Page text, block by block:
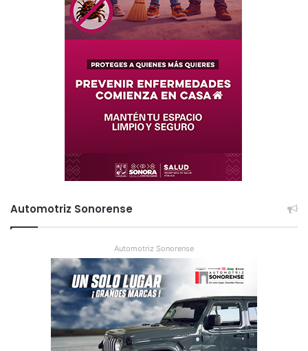
Automotriz Sonorense
Automotriz Sonorense